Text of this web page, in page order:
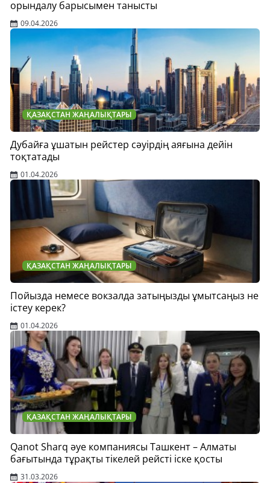
орындалу барысымен танысты
09.04.2026
ҚАЗАҚСТАН ЖАҢАЛЫҚТАРЫ
Дубайға ұшатын рейстер сәуірдің аяғына дейін
тоқтатады
01.04.2026
ҚАЗАҚСТАН ЖАҢАЛЫҚТАРЫ
Пойызда немесе вокзалда затыңызды ұмытсаңыз не
істеу керек?
01.04.2026
ҚАЗАҚСТАН ЖАҢАЛЫҚТАРЫ
Qanot Sharq әуе компаниясы Ташкент – Алматы
бағытында тұрақты тікелей рейсті іске қосты
31.03.2026